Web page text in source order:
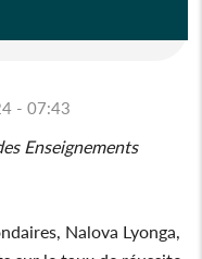
- 07:43
Enseignements
Nalova Lyonga,